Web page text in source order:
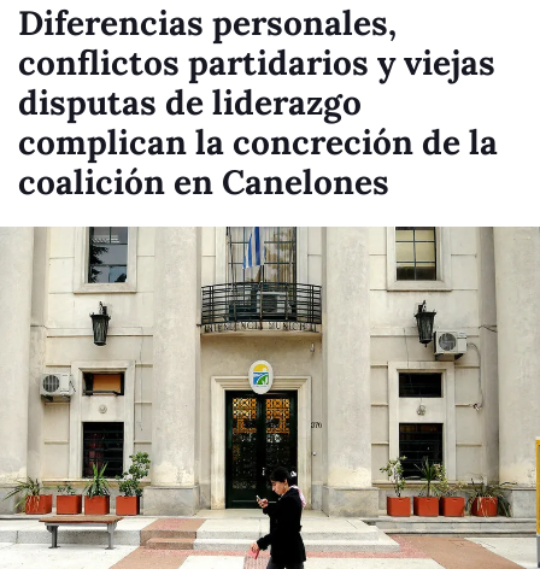
Diferencias personales,
conflictos partidarios y viejas
disputas de liderazgo
complican la concreción de la
coalición en Canelones